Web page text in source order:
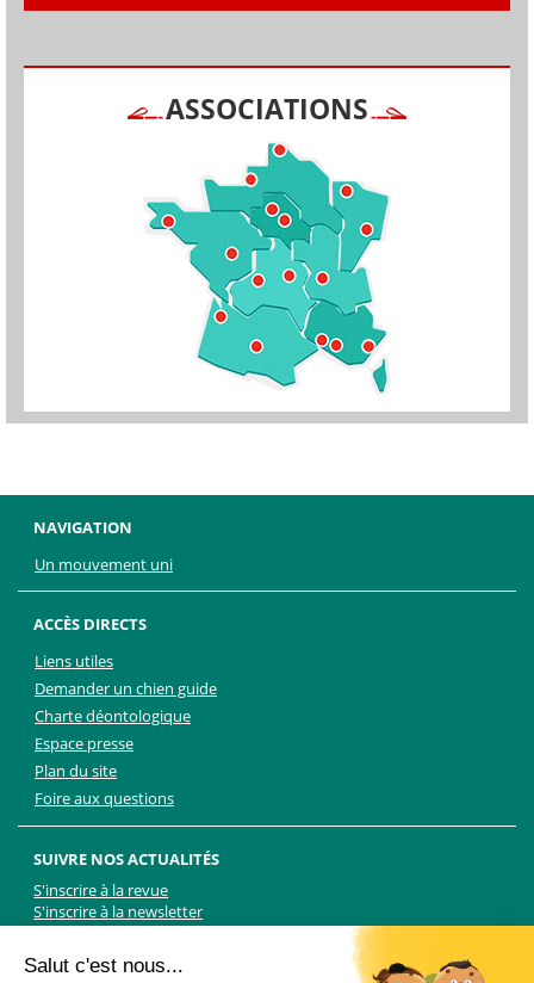
ASSOCIATIONS
NAVIGATION
Un mouvement uni
ACCÈS DIRECTS
Liens utiles
Demander un chien guide
Charte déontologique
Espace presse
Plan du site
Foire aux questions
SUIVRE NOS ACTUALITÉS
S'inscrire à la revue
S'inscrire à la newsletter
TikTok
Salut c'est nous...